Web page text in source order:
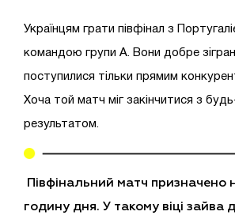
Українцям грати півфінал з
командою групи А. Вони добре
поступилися тільки прямим
Хоча той матч міг закінчитися з
результатом.
Півфінальний матч призначено
годину дня. У такому віці зайва